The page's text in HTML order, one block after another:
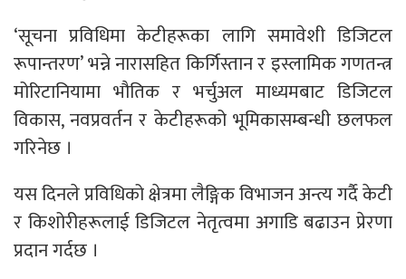
‘सूचना प्रविधिमा केटीहरूका लागि समावेशी डिजिटल
रूपान्तरण’ भन्ने नारासहित किर्गिस्तान र इस्लामिक गणतन्त्र
मोरिटानियामा भौतिक र भर्चुअल माध्यमबाट डिजिटल
विकास, नवप्रवर्तन र केटीहरूको भूमिकासम्बन्धी छलफल
गरिनेछ ।
यस दिनले प्रविधिको क्षेत्रमा लैङ्गिक विभाजन अन्त्य गर्दै केटी
र किशोरीहरूलाई डिजिटल नेतृत्वमा अगाडि बढाउन प्रेरणा
प्रदान गर्दछ ।